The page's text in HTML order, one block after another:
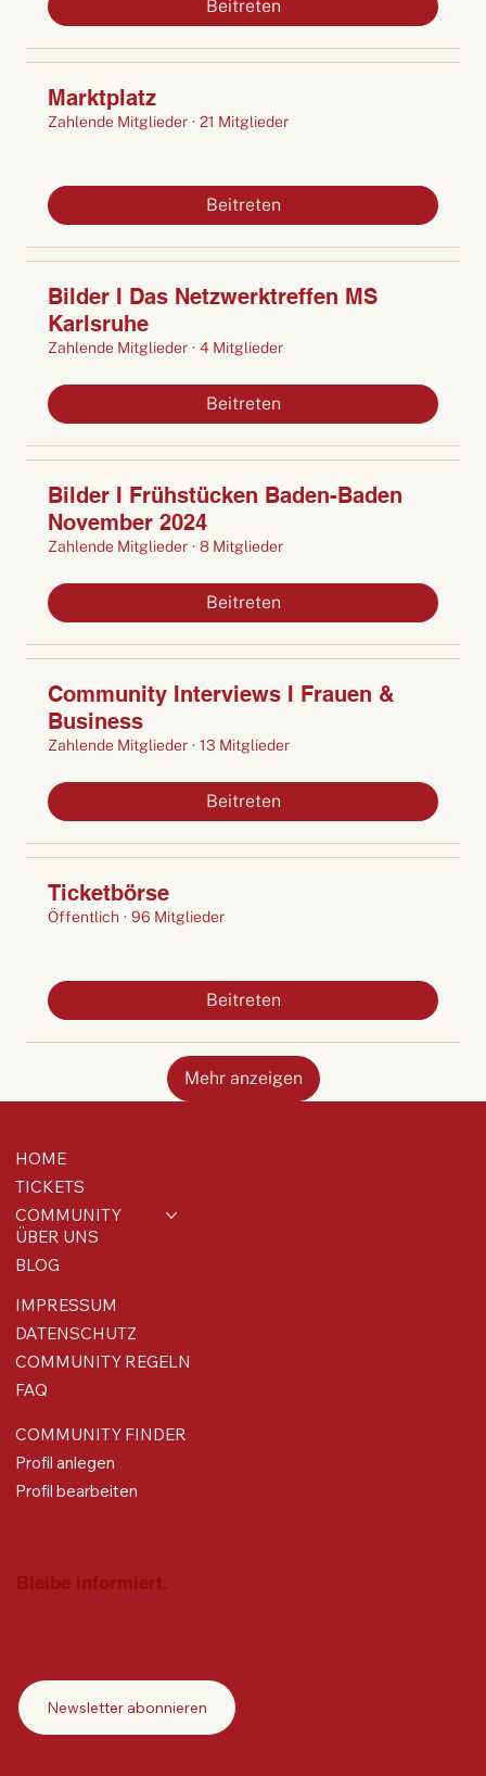
Beitreten
Marktplatz
Zahlende Mitglieder · 21 Mitglieder
Beitreten
Bilder I Das Netzwerktreffen MS
Karlsruhe
Zahlende Mitglieder · 4 Mitglieder
Beitreten
Bilder I Frühstücken Baden-Baden
November 2024
Zahlende Mitglieder · 8 Mitglieder
Beitreten
Community Interviews I Frauen &
Business
Zahlende Mitglieder · 13 Mitglieder
Beitreten
Ticketbörse
Öffentlich · 96 Mitglieder
Beitreten
Mehr anzeigen
Bleibe informiert.
Newsletter abonnieren
HOME
TICKETS
COMMUNITY
ÜBER UNS
BLOG
IMPRESSUM
DATENSCHUTZ
COMMUNITY REGELN
FAQ
COMMUNITY FINDER
Profil anlegen
Profil bearbeiten